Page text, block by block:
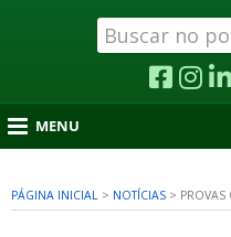
MENU
PÁGINA INICIAL > NOTÍCIAS > PROVAS